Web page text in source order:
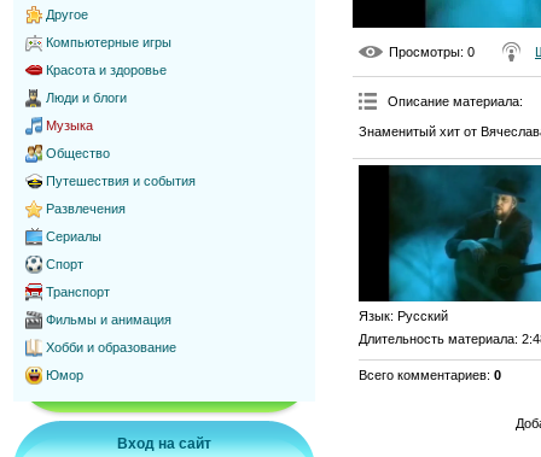
Другое
Компьютерные игры
Красота и здоровье
Люди и блоги
Музыка
Общество
Путешествия и события
Развлечения
Сериалы
Спорт
Транспорт
Фильмы и анимация
Хобби и образование
Юмор
Вход на сайт
Просмотры: 0
Описание материала:
Знаменитый хит от
Язык: Русский
Длительность материала:
Всего комментариев: 0